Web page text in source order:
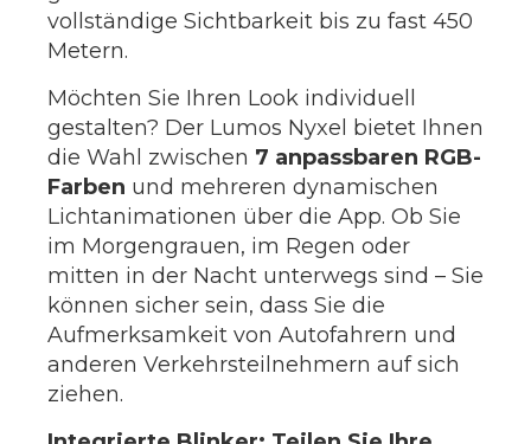
vollständige Sichtbarkeit bis zu fast 450
Metern.
Möchten Sie Ihren Look individuell
gestalten? Der Lumos Nyxel bietet Ihnen
die Wahl zwischen 7 anpassbaren RGB-
Farben und mehreren dynamischen
Lichtanimationen über die App. Ob Sie
im Morgengrauen, im Regen oder
mitten in der Nacht unterwegs sind – Sie
können sicher sein, dass Sie die
Aufmerksamkeit von Autofahrern und
anderen Verkehrsteilnehmern auf sich
ziehen.